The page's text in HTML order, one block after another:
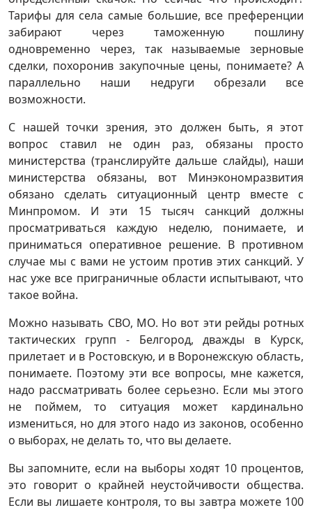
Тарифы для села самые большие, все преференции
забирают через таможенную пошлину
одновременно через, так называемые зерновые
сделки, похоронив закупочные цены, понимаете? А
параллельно наши недруги обрезали все
возможности.
С нашей точки зрения, это должен быть, я этот
вопрос ставил не один раз, обязаны просто
министерства (транслируйте дальше слайды), наши
министерства обязаны, вот Минэкономразвития
обязано сделать ситуационный центр вместе с
Минпромом. И эти 15 тысяч санкций должны
просматриваться каждую неделю, понимаете, и
приниматься оперативное решение. В противном
случае мы с вами не устоим против этих санкций. У
нас уже все приграничные области испытывают, что
такое война.
Можно называть СВО, МО. Но вот эти рейды ротных
тактических групп - Белгород, дважды в Курск,
прилетает и в Ростовскую, и в Воронежскую область,
понимаете. Поэтому эти все вопросы, мне кажется,
надо рассматривать более серьезно. Если мы этого
не поймем, то ситуация может кардинально
измениться, но для этого надо из законов, особенно
о выборах, не делать то, что вы делаете.
Вы запомните, если на выборы ходят 10 процентов,
это говорит о крайней неустойчивости общества.
Если вы лишаете контроля, то вы завтра можете 100